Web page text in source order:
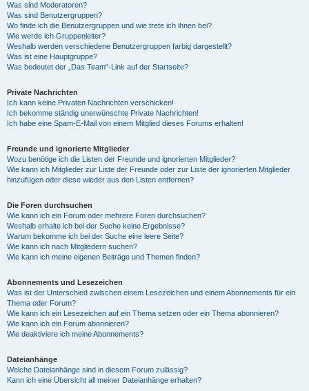
Was sind Moderatoren?
Was sind Benutzergruppen?
Wo finde ich die Benutzergruppen und wie trete ich ihnen bei?
Wie werde ich Gruppenleiter?
Weshalb werden verschiedene Benutzergruppen farbig dargestellt?
Was ist eine Hauptgruppe?
Was bedeutet der „Das Team“-Link auf der Startseite?
Private Nachrichten
Ich kann keine Privaten Nachrichten verschicken!
Ich bekomme ständig unerwünschte Private Nachrichten!
Ich habe eine Spam-E-Mail von einem Mitglied dieses Forums erhalten!
Freunde und ignorierte Mitglieder
Wozu benötige ich die Listen der Freunde und ignorierten Mitglieder?
Wie kann ich Mitglieder zur Liste der Freunde oder zur Liste der ignorierten Mitglieder
hinzufügen oder diese wieder aus den Listen entfernen?
Die Foren durchsuchen
Wie kann ich ein Forum oder mehrere Foren durchsuchen?
Weshalb erhalte ich bei der Suche keine Ergebnisse?
Warum bekomme ich bei der Suche eine leere Seite?
Wie kann ich nach Mitgliedern suchen?
Wie kann ich meine eigenen Beiträge und Themen finden?
Abonnements und Lesezeichen
Was ist der Unterschied zwischen einem Lesezeichen und einem Abonnements für ein
Thema oder Forum?
Wie kann ich ein Lesezeichen auf ein Thema setzen oder ein Thema abonnieren?
Wie kann ich ein Forum abonnieren?
Wie deaktiviere ich meine Abonnements?
Dateianhänge
Welche Dateianhänge sind in diesem Forum zulässig?
Kann ich eine Übersicht all meiner Dateianhänge erhalten?